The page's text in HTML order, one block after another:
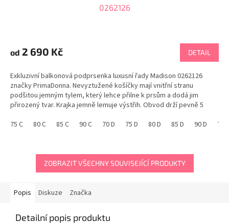
0262126
produktu
je
z
5
hvězdiček.
od 2 690 Kč DETAIL
Exkluzivní balkonová podprsenka luxusní řady Madison 0262126
značky PrimaDonna. Nevyztužené košíčky mají vnitřní stranu
podšitou jemným tylem, který lehce přilne k prsům a dodá jim
přirozený tvar. Krajka jemně lemuje výstřih. Obvod drží pevně 5
75 C
80 C 85 C 90 C 70 D 75 D 80 D 85 D 90 D 70E
ZOBRAZIT VŠECHNY SOUVISEJÍCÍ PRODUKTY
Popis Diskuze Značka
Detailní popis produktu